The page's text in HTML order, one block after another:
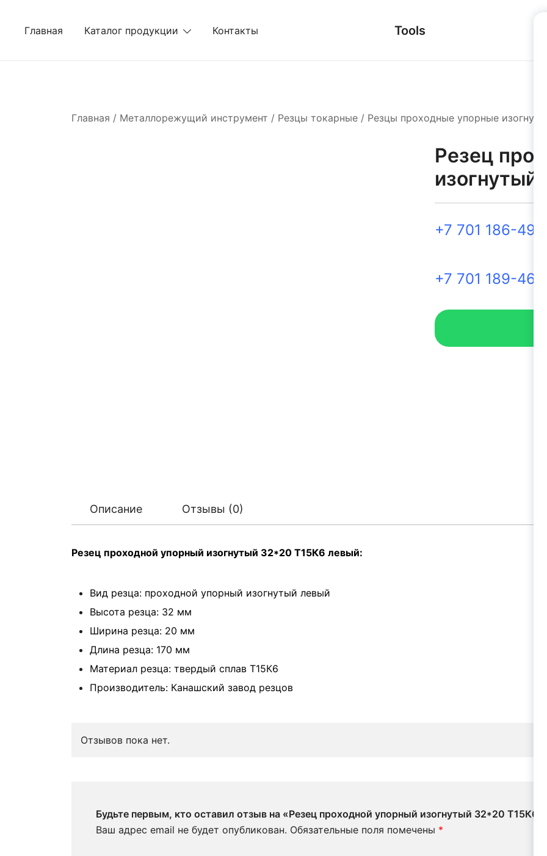
Главная Каталог продукции Контакты Tools
Главная / Металлорежущий инструмент / Резцы токарные / Резцы проходные упорные изогнутые
Резец
изогнутый
+7 701 186-49-
+7 701 189-46-
Описание Отзывы (0)
Резец проходной упорный изогнутый 32*20 Т15К6 левый:
Вид резца: проходной упорный изогнутый левый
Высота резца: 32 мм
Ширина резца: 20 мм
Длина резца: 170 мм
Материал резца: твердый сплав Т15К6
Производитель: Канашский завод резцов
Отзывов пока нет.
Будьте первым, кто оставил отзыв на «Резец проходной упорный изогнутый 32*20 Т15К6
Ваш адрес email не будет опубликован. Обязательные поля помечены *